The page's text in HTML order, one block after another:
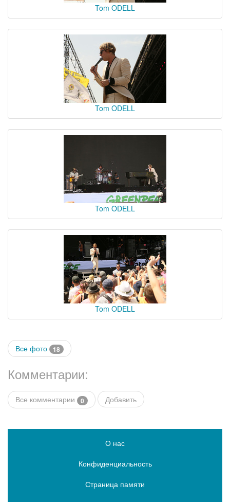
Tom ODELL
Tom ODELL
Tom ODELL
Tom ODELL
Все фото 18
Комментарии:
Все комментарии 0 Добавить
О нас
Конфиденциальность
Страница памяти